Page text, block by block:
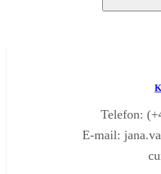
Telefon:
E-mail: